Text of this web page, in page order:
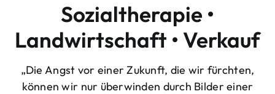
Sozialtherapie •
Landwirtschaft • Verkauf
„Die Angst vor einer Zukunft, die wir fürchten,
können wir nur überwinden durch Bilder einer